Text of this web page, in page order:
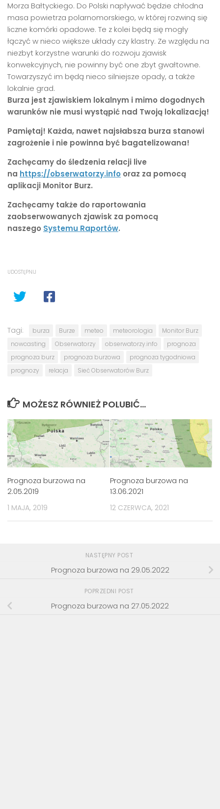
Morza Bałtyckiego. Do Polski napływać będzie chłodna
masa powietrza polarnomorskiego, w której rozwiną się
liczne komórki opadowe. Te z kolei będą się mogły
łączyć w nieco większe układy czy klastry. Ze względu na
niezbyt korzystne warunki do rozwoju zjawisk
konwekcyjnych, nie powinny być one zbyt gwałtowne.
Towarzyszyć im będą nieco silniejsze opady, a także
lokalnie grad.
Burza jest zjawiskiem lokalnym i mimo dogodnych
warunków nie musi wystąpić nad Twoją lokalizacją!
Pamiętaj! Każda, nawet najsłabsza burza stanowi
zagrożenie i nie powinna być bagatelizowana!
Zachęcamy do śledzenia relacji live
na https://obserwatorzy.info oraz za pomocą
aplikacji Monitor Burz.
Zachęcamy także do raportowania
zaobserwowanych zjawisk za pomocą
naszego Systemu Raportów.
UDOSTĘPNIJ
Tagi: burza Burze meteo meteorologia
Monitor Burz
nowcasting
Obserwatorzy obserwatorzy.info
prognoza
prognoza burz
prognoza burzowa
prognoza tygodniowa
prognozy
relacja Sieć Obserwatorów Burz
MOŻESZ RÓWNIEŻ POLUBIĆ…
Prognoza burzowa na
2.05.2019
1 MAJA, 2019
Prognoza burzowa na
13.06.2021
12 CZERWCA, 2021
NASTĘPNY POST
Prognoza burzowa na 29.05.2022
POPRZEDNI POST
Prognoza burzowa na 27.05.2022